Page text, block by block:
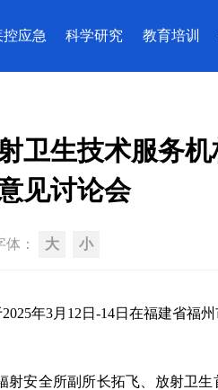
控应急 科学研究 教育培训
卫生技术服务
见讨论会
体： 大 小
年3月12日-14日在福建省福
安全所副所长拓飞、放射卫